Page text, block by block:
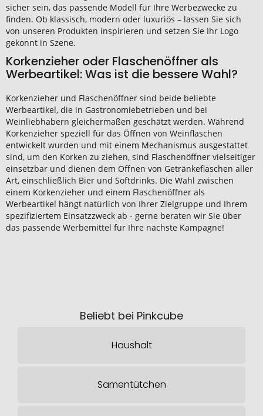
sicher sein, das passende Modell für Ihre Werbezwecke zu
finden. Ob klassisch, modern oder luxuriös – lassen Sie sich
von unseren Produkten inspirieren und setzen Sie Ihr Logo
gekonnt in Szene.
Korkenzieher oder Flaschenöffner als
Werbeartikel: Was ist die bessere Wahl?
Korkenzieher und Flaschenöffner sind beide beliebte
Werbeartikel, die in Gastronomiebetrieben und bei
Weinliebhabern gleichermaßen geschätzt werden. Während
Korkenzieher speziell für das Öffnen von Weinflaschen
entwickelt wurden und mit einem Mechanismus ausgestattet
sind, um den Korken zu ziehen, sind Flaschenöffner vielseitiger
einsetzbar und dienen dem Öffnen von Getränkeflaschen aller
Art, einschließlich Bier und Softdrinks. Die Wahl zwischen
einem Korkenzieher und einem Flaschenöffner als
Werbeartikel hängt natürlich von Ihrer Zielgruppe und Ihrem
spezifiziertem Einsatzzweck ab - gerne beraten wir Sie über
das passende Werbemittel für Ihre nächste Kampagne!
Beliebt bei Pinkcube
Haushalt
Samentütchen